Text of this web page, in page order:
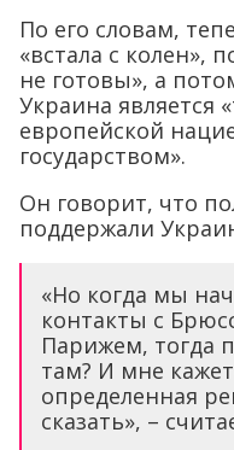
По его словам,
«встала с колен»,
не готовы», а
Украина является
европейской
государством».
Он говорит, что
поддержали
«Но когда мы
контакты с
Парижем, тогда
там? И мне
определенная
сказать», –